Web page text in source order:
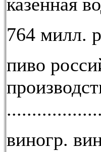
764 милл.
пиво
виногр.